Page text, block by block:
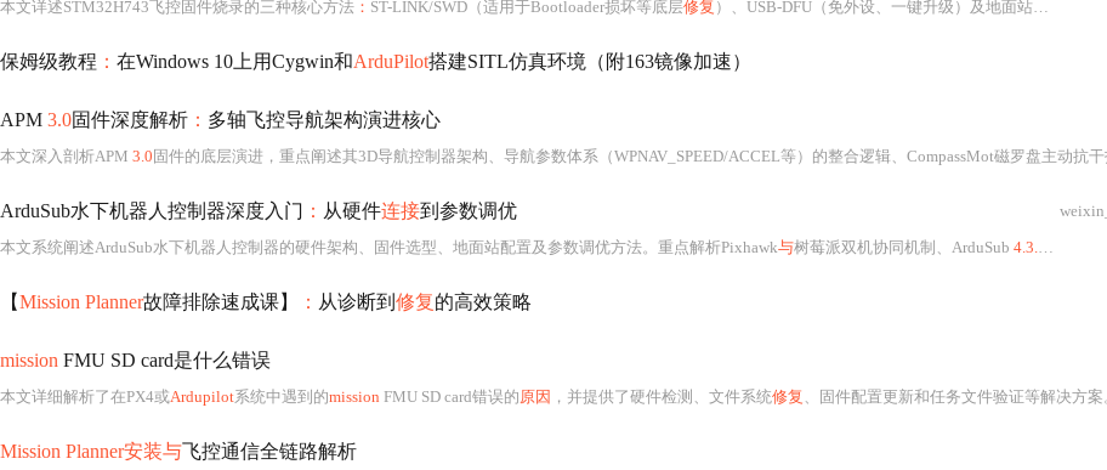
本文详述STM32H743飞控固件烧录的三种核心方法 ： ST-LINK/SWD（适用于Bootloader损坏等底层修复 ）、USB-DFU（免外设、一键升级）及地面站烧录（Betaflight/
保姆级教程 ： 在Windows 10上用Cygwin和ArduPilot搭建SITL仿真环境（附163镜像加速）
APM 3.0固件深度解析 ： 多轴飞控导航架构演进核心
本文深入剖析APM 3.0 固件的底层演进，重点阐述其3D导航控制器架构、导航参数体系（WPNAV_SPEED/ACCEL等）的整合逻辑、CompassMot磁罗盘主动抗干扰机制，以及固件刷入、
ArduSub水下机器人控制器深度入门 ： 从硬件连接到参数调优
本文系统阐述ArduSub水下机器人控制器的硬件架构、固件选型、地面站配置及参数调优方法。重点解析Pixhawk与树莓派双机协同机制、ArduSub 4.3.0 稳定版
【Mission Planner故障排除速成课】 ： 从诊断到 修复的高效策略
mission FMU SD card是什么错误
本文详细解析了在PX4或Ardupilot系统中遇到的mission FMU SD card错误的原因 ，并提供了硬件检测、文件系统修复、固件配置更新和任务文件验证等解决方案。同时，还介绍了预防措施，以避免此类错误再
Mission Planner安装与飞控通信全链路解析